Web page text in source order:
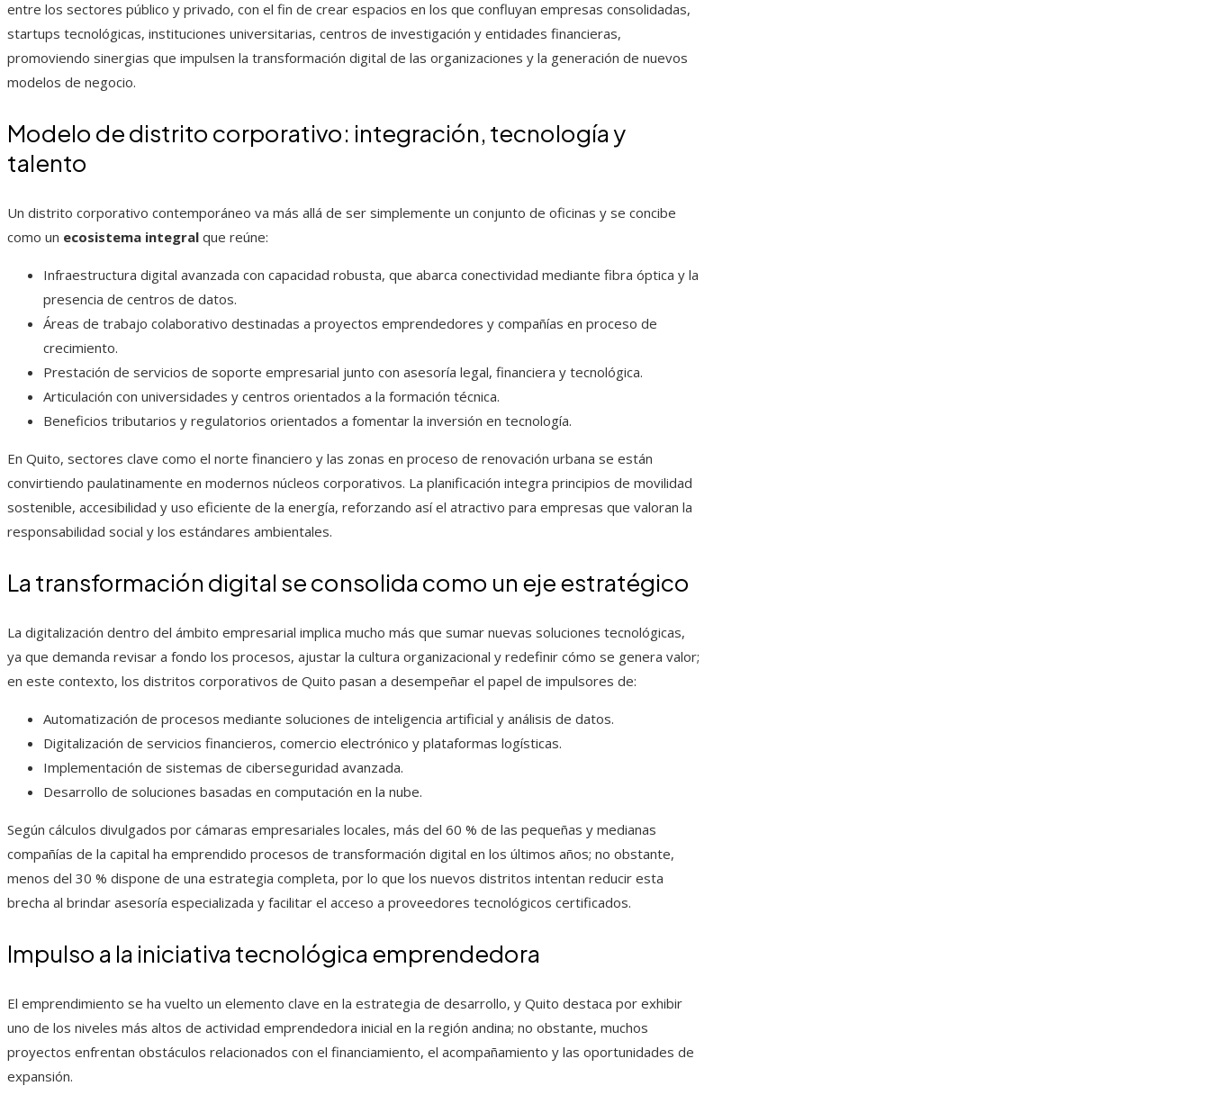
entre los sectores público y privado, con el fin de crear espacios en los que confluyan empresas consolidadas,
startups tecnológicas, instituciones universitarias, centros de investigación y entidades financieras,
promoviendo sinergias que impulsen la transformación digital de las organizaciones y la generación de nuevos
modelos de negocio.
Modelo de distrito corporativo: integración, tecnología y
talento
Un distrito corporativo contemporáneo va más allá de ser simplemente un conjunto de oficinas y se concibe
como un ecosistema integral que reúne:
Infraestructura digital avanzada con capacidad robusta, que abarca conectividad mediante fibra óptica y la
presencia de centros de datos.
Áreas de trabajo colaborativo destinadas a proyectos emprendedores y compañías en proceso de
crecimiento.
Prestación de servicios de soporte empresarial junto con asesoría legal, financiera y tecnológica.
Articulación con universidades y centros orientados a la formación técnica.
Beneficios tributarios y regulatorios orientados a fomentar la inversión en tecnología.
En Quito, sectores clave como el norte financiero y las zonas en proceso de renovación urbana se están
convirtiendo paulatinamente en modernos núcleos corporativos. La planificación integra principios de movilidad
sostenible, accesibilidad y uso eficiente de la energía, reforzando así el atractivo para empresas que valoran la
responsabilidad social y los estándares ambientales.
La transformación digital se consolida como un eje estratégico
La digitalización dentro del ámbito empresarial implica mucho más que sumar nuevas soluciones tecnológicas,
ya que demanda revisar a fondo los procesos, ajustar la cultura organizacional y redefinir cómo se genera valor;
en este contexto, los distritos corporativos de Quito pasan a desempeñar el papel de impulsores de:
Automatización de procesos mediante soluciones de inteligencia artificial y análisis de datos.
Digitalización de servicios financieros, comercio electrónico y plataformas logísticas.
Implementación de sistemas de ciberseguridad avanzada.
Desarrollo de soluciones basadas en computación en la nube.
Según cálculos divulgados por cámaras empresariales locales, más del 60 % de las pequeñas y medianas
compañías de la capital ha emprendido procesos de transformación digital en los últimos años; no obstante,
menos del 30 % dispone de una estrategia completa, por lo que los nuevos distritos intentan reducir esta
brecha al brindar asesoría especializada y facilitar el acceso a proveedores tecnológicos certificados.
Impulso a la iniciativa tecnológica emprendedora
El emprendimiento se ha vuelto un elemento clave en la estrategia de desarrollo, y Quito destaca por exhibir
uno de los niveles más altos de actividad emprendedora inicial en la región andina; no obstante, muchos
proyectos enfrentan obstáculos relacionados con el financiamiento, el acompañamiento y las oportunidades de
expansión.